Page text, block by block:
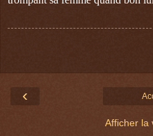
‹
Afficher la